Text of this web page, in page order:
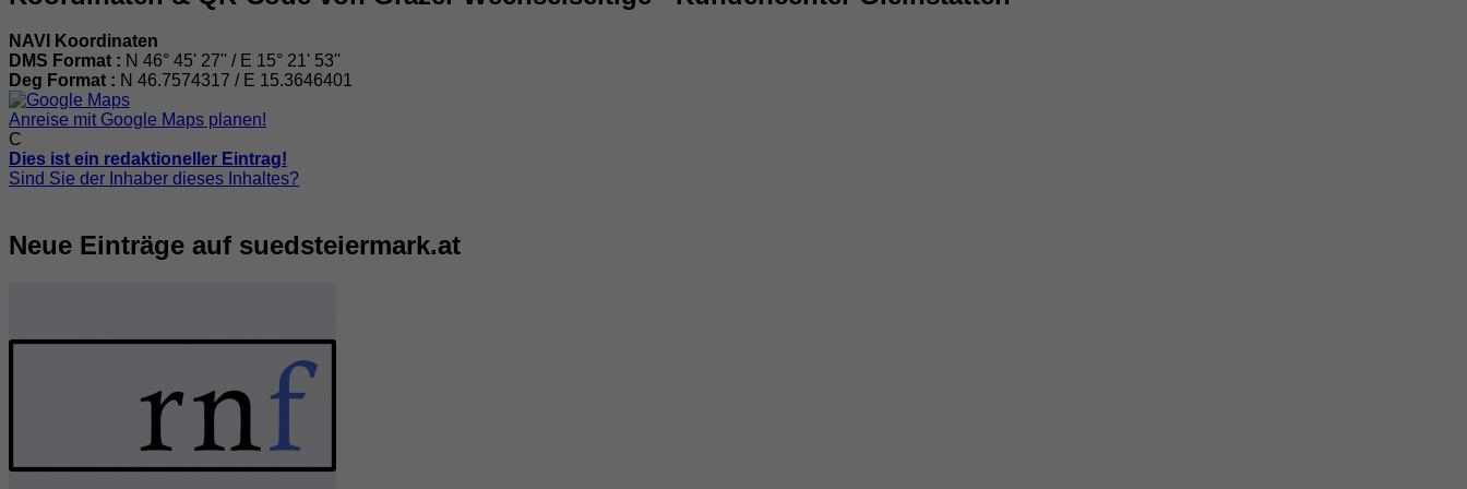
NAVI Koordinaten
DMS Format : N 46° 45' 27'' / E 15° 21' 53''
Deg Format : N 46.7574317 / E 15.3646401
Anreise mit Google Maps planen!
C
Dies ist ein redaktioneller Eintrag!
Sind Sie der Inhaber dieses Inhaltes?
Neue Einträge auf suedsteiermark.at